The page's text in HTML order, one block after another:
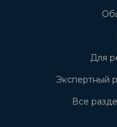
Для
Экспертный
Все